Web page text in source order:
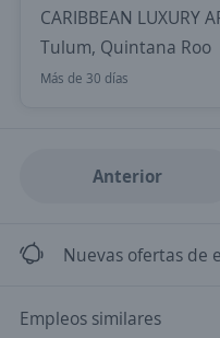
CARIBBEAN LUXURY
Tulum, Quintana Roo
Más de 30 días
Anterior
Nuevas ofertas de
Empleos similares